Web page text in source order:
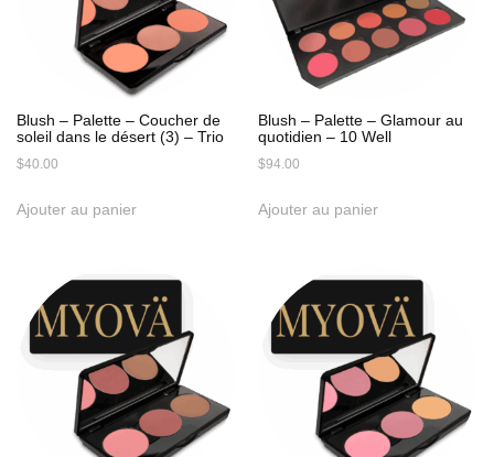
Blush – Palette – Coucher de
soleil dans le désert (3) – Trio
$40.00
Ajouter au panier
Blush – Palette – Glamour au
quotidien – 10 Well
$94.00
Ajouter au panier